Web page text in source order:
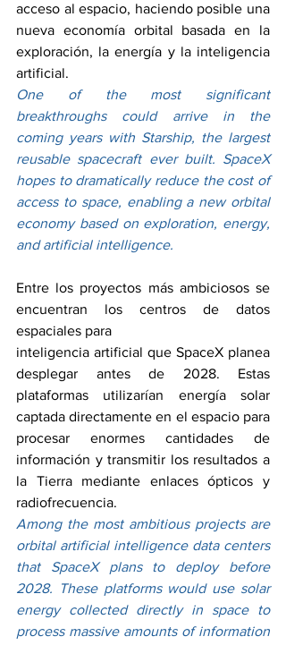
acceso al espacio, haciendo posible una
nueva economía orbital basada en la
exploración, la energía y la inteligencia
artificial.
One of the most significant
breakthroughs could arrive in the
coming years with Starship, the largest
reusable spacecraft ever built. SpaceX
hopes to dramatically reduce the cost of
access to space, enabling a new orbital
economy based on exploration, energy,
and artificial intelligence.
Entre los proyectos más ambiciosos se
encuentran los centros de datos
espaciales para
inteligencia artificial que SpaceX planea
desplegar antes de 2028. Estas
plataformas utilizarían energía solar
captada directamente en el espacio para
procesar enormes cantidades de
información y transmitir los resultados a
la Tierra mediante enlaces ópticos y
radiofrecuencia.
Among the most ambitious projects are
orbital artificial intelligence data centers
that SpaceX plans to deploy before
2028. These platforms would use solar
energy collected directly in space to
process massive amounts of information